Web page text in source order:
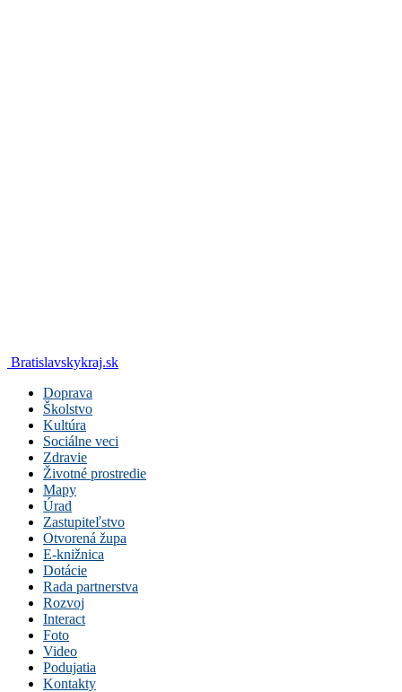
Bratislavskykraj.sk
Doprava
Školstvo
Kultúra
Sociálne veci
Zdravie
Životné prostredie
Mapy
Úrad
Zastupiteľstvo
Otvorená župa
E-knižnica
Dotácie
Rada partnerstva
Rozvoj
Interact
Foto
Video
Podujatia
Kontakty